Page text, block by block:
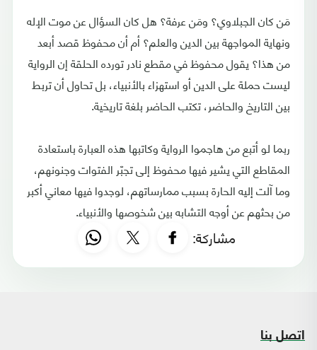
مَن كان الجبلاوي؟ ومَن عرفة؟ هل كان السؤال عن موت الإله
ونهاية المواجهة بين الدين والعلم؟ أم أن محفوظ قصد أبعد
من هذا؟ يقول محفوظ في مقطع نادر تورده الحلقة إن الرواية
ليست حملة على الدين أو استهزاء بالأنبياء، بل تحاول أن تربط
بين التاريخ والحاضر، تكتب الحاضر بلغة تاريخية.
ربما لو أتبع من هاجموا الرواية وكاتبها هذه العبارة باستعادة
المقاطع التي يشير فيها محفوظ إلى تجبّر الفتوات وجنونهم،
وما آلت إليه الحارة بسبب ممارساتهم، لوجدوا فيها معاني أكبر
من بحثهم عن أوجه التشابه بين شخوصها والأنبياء.
مشاركة:
اتصل بنا